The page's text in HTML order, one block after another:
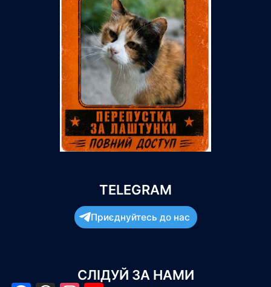
TELEGRAM
Приєднуйтесь до нас
СЛІДУЙ ЗА НАМИ